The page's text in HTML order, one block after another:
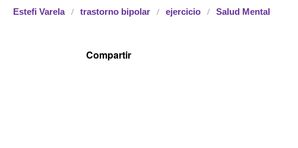
Estefi Varela trastorno bipolar ejercicio Salud Mental